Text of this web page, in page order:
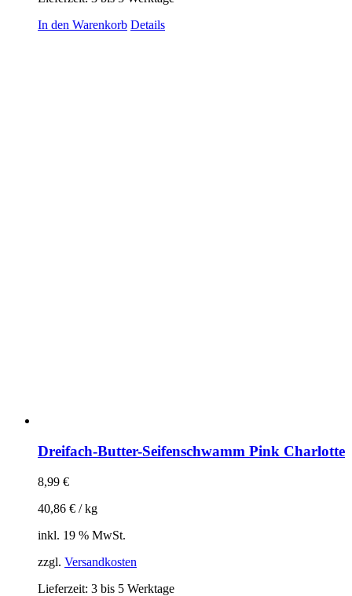
In den Warenkorb Details
Dreifach-Butter-Seifenschwamm Pink Charlotte
8,99 €
40,86 € /kg
inkl. 19 % MwSt.
zzgl. Versandkosten
Lieferzeit: 3 bis 5 Werktage